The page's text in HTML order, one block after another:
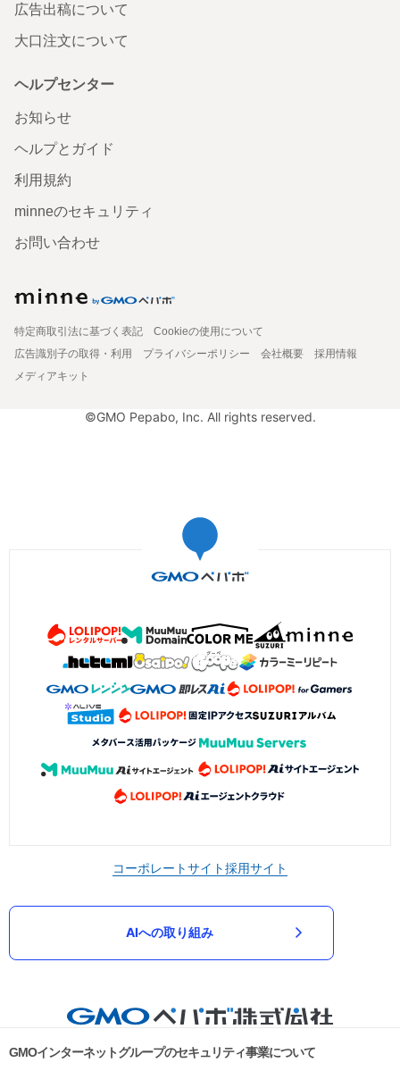
広告出稿について
大口注文について
ヘルプセンター
お知らせ
ヘルプとガイド
利用規約
minneのセキュリティ
お問い合わせ
特定商取引法に基づく表記
Cookieの使用について
広告識別子の取得・利用
プライバシーポリシー 会社概要
採用情報
メディアキット
©GMO Pepabo, Inc. All rights reserved.
コーポレートサイト採用サイト
AIへの取り組み
GMOインターネットグループのセキュリティ事業について